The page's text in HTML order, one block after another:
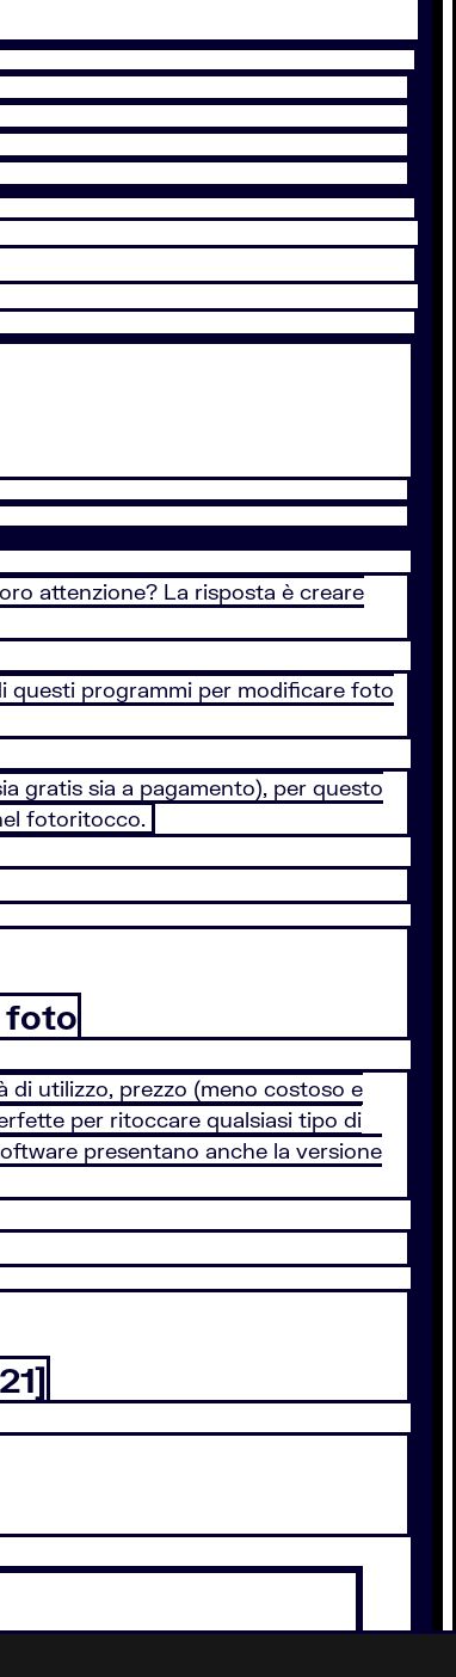
attenzione? La risposta è creare
questi programmi per modificare foto
gratis sia a pagamento), per questo
fotoritocco.
foto
utilizzo, prezzo (meno costoso e
per ritoccare qualsiasi tipo di
presentano anche la versione